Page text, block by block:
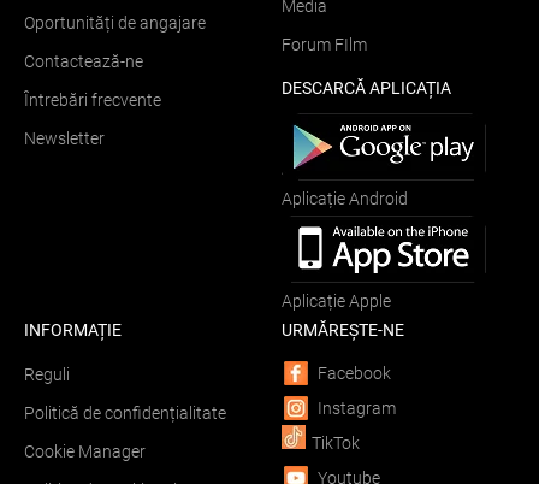
Oportunități de angajare
Contactează-ne
Întrebări frecvente
Newsletter
Media
Forum FIlm
DESCARCĂ APLICAȚIA
Aplicație Android
Aplicație Apple
INFORMAȚIE
Reguli
Politică de confidențialitate
Cookie Manager
URMĂREȘTE-NE
Facebook
Instagram
TikTok
Youtube